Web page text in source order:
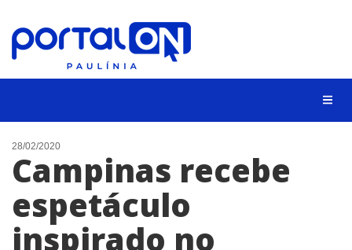
CIDADES
EVENTOS
EMPREGO
ANIVERSÁRIO DAS CIDADES
28/02/2020
Campinas recebe
espetáculo
inspirado no